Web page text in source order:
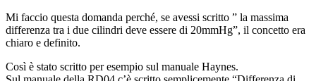
Mi faccio questa domanda perché, se avessi scritto ” la massima
differenza tra i due cilindri deve essere di 20mmHg”, il concetto era
chiaro e definito.
Così è stato scritto per esempio sul manuale Haynes.